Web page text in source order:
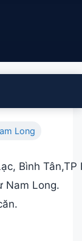
Long
Bình Tân,TP
Nam Long.